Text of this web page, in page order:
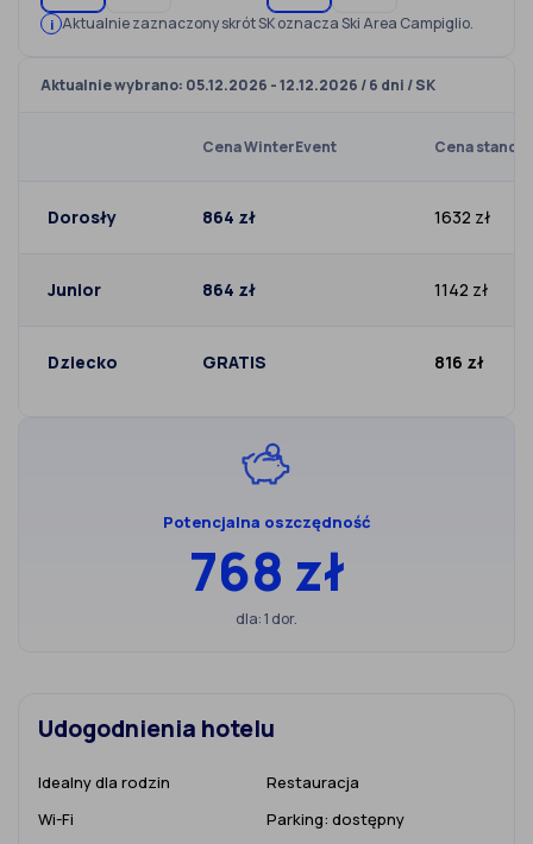
Aktualnie zaznaczony skrót SK oznacza Ski Area Campiglio.
Aktualnie wybrano: 05.12.2026 - 12.12.2026 / 6 dni / SK
Cena WinterEvent Cena
Dorosły 864 zł 1632 zł
Junior 864 zł 1142 zł
Dziecko GRATIS 816 zł
Potencjalna oszczędność
768 zł
dla: 1 dor.
Udogodnienia hotelu
Idealny dla rodzin
Restauracja
Wi-Fi
Parking: dostępny